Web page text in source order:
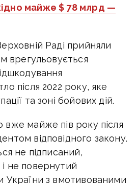
майже $ 78 млрд —
Раді прийняли
врегульовується
після 2022 року, яке
та зоні бойових дій.
майже пів року після
відповідного закону.
не підписаний,
не повернутий
України з вмотивованими